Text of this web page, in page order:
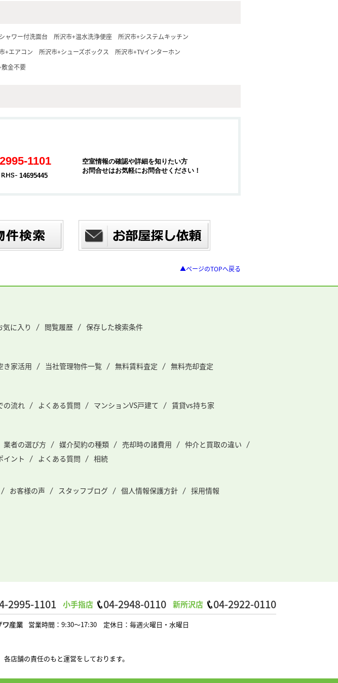
ャワー付洗面台 所沢市+温水洗浄便座
所沢市+システムキッチン
+エアコン 所沢市+シューズボックス
所沢市+TVインターホン
金不要
1101
14695445
空室情報の確認や詳細を知りたい方
お問合せはお気軽にお問合せください！
▲ページのTOPへ戻る
気に入り 閲覧履歴 保存した検索条件
き家活用 当社管理物件一覧 無料賃料査定 無料売却査定
の流れ よくある質問 マンションVS戸建て 賃貸vs持ち家
業者の選び方 媒介契約の種類 売却時の諸費用
仲介と買取の違い
イント よくある質問 相続
お客様の声 スタッフブログ 個人情報保護方針 採用情報
2995-1101 小手指店 04-2948-0110 新所沢店 04-2922-0110
営業時間：9:30～17:30 定休日：毎週火曜日・水曜日
店舗の責任のもと運営をしております。